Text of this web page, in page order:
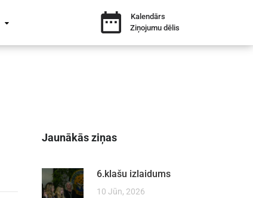
Kalendārs
Ziņojumu dēlis
Jaunākās ziņas
6.klašu izlaidums
10 Jūn, 2026